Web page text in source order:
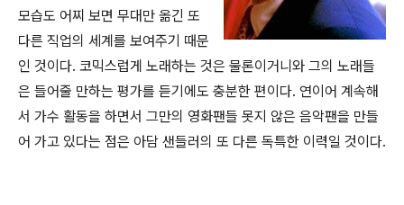
모습도 어찌 보면 무대만 옮긴 또
다른 직업의 세계를 보여주기 때문
인 것이다. 코믹스럽게 노래하는 것은 물론이거니와 그의 노래들
은 들어줄 만하는 평가를 듣기에도 충분한 편이다. 연이어 계속해
서 가수 활동을 하면서 그만의 영화팬들 못지 않은 음악팬을 만들
어 가고 있다는 점은 아담 샌들러의 또 다른 독특한 이력일 것이다.